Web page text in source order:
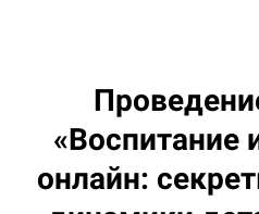
«Воспитание
онлайн: